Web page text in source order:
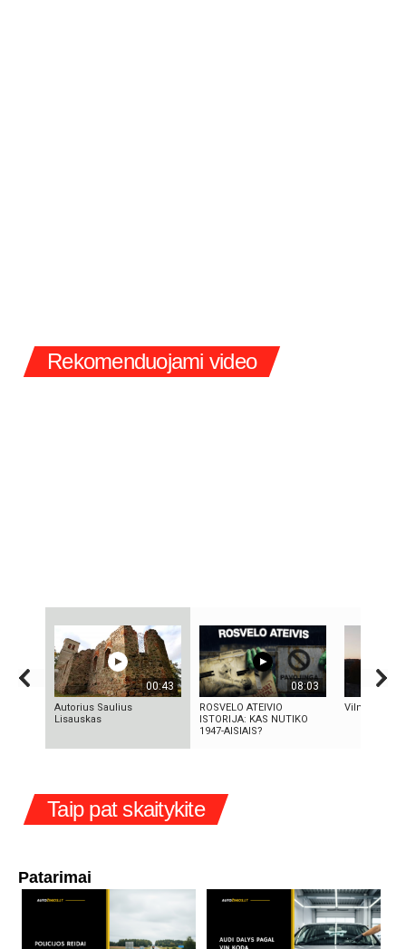
Rekomenduojami video
00:43
Autorius Saulius
Lisauskas
08:03
ROSVELO ATEIVIO
ISTORIJA: KAS NUTIKO
1947-AISIAIS?
Vilniaus
Taip pat skaitykite
Patarimai